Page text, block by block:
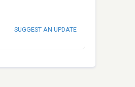
SUGGEST AN UPDATE